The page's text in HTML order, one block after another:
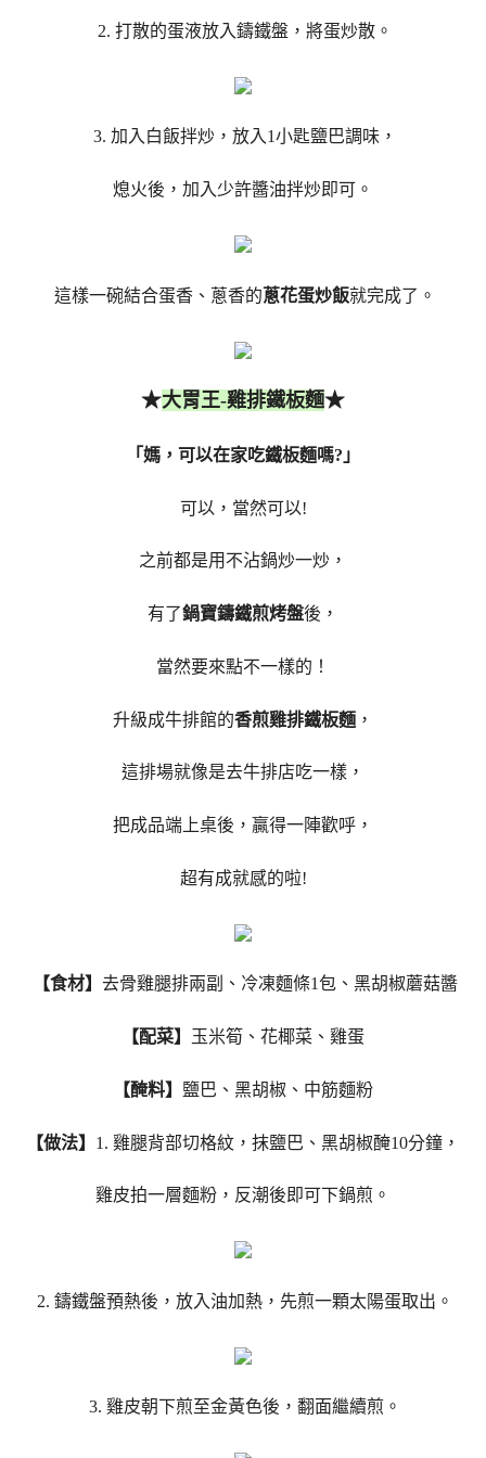
2. 打散的蛋液放入鑄鐵盤，將蛋炒散。
3. 加入白飯拌炒，放入1小匙鹽巴調味，
熄火後，加入少許醬油拌炒即可。
這樣一碗結合蛋香、蔥香的蔥花蛋炒飯就完成了。
★大胃王-雞排鐵板麵★
「媽，可以在家吃鐵板麵嗎?」
可以，當然可以!
之前都是用不沾鍋炒一炒，
有了鍋寶鑄鐵煎烤盤後，
當然要來點不一樣的！
升級成牛排館的香煎雞排鐵板麵 ，
這排場就像是去牛排店吃一樣，
把成品端上桌後，贏得一陣歡呼，
超有成就感的啦!
【食材】 去骨雞腿排兩副、冷凍麵條1包、黑胡椒蘑菇醬
【配菜】 玉米筍、花椰菜、雞蛋
【醃料】 鹽巴、黑胡椒、中筋麵粉
【做法】 1. 雞腿背部切格紋，抹鹽巴、黑胡椒醃10分鐘，
雞皮拍一層麵粉，反潮後即可下鍋煎。
2. 鑄鐵盤預熱後，放入油加熱，先煎一顆太陽蛋取出。
3. 雞皮朝下煎至金黃色後，翻面繼續煎。